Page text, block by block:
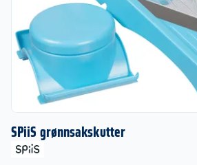
SPiiS grønnsakskutter